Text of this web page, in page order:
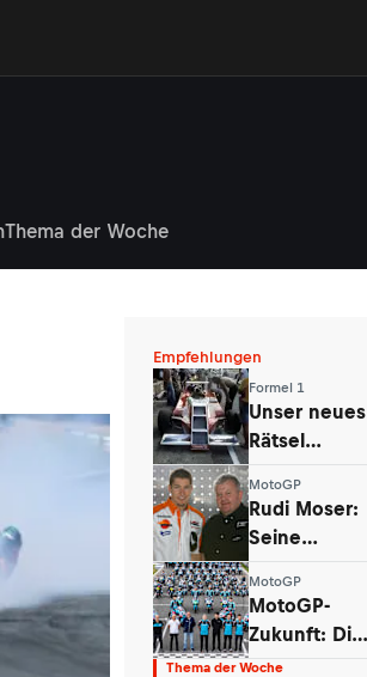
Thema der Woche
Empfehlungen
Formel 1
Unser neues
Rätsel
Raritäten:
Eine
scheitert
krachend
MotoGP
Rudi Moser:
Seine
verstummt,
seine
MotoGP
MotoGP-
Zukunft: Die
Frage ist
Thema der Woche